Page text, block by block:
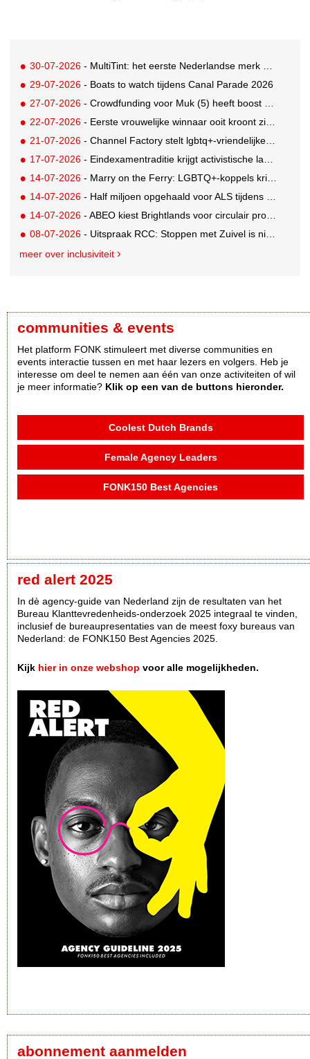
30-07-2026 - MultiTint: het eerste Nederlandse merk voor inclusieve wond- en sportverzorging
29-07-2026 - Boats to watch tijdens Canal Parade 2026
27-07-2026 - Crowdfunding voor Muk (5) heeft boost gekregen door BN'ers
22-07-2026 - Eerste vrouwelijke winnaar ooit kroont zich tot beste grunter van Nederland
21-07-2026 - Channel Factory stelt lgbtq+-vriendelijke inclusion list beschikbaar
17-07-2026 - Eindexamentraditie krijgt activistische lading tegen menstruatiearmoede
14-07-2026 - Marry on the Ferry: LGBTQ+-koppels krijgen de kans om hun huwelijksgeloften te hernieuwen op een wel heel bijzondere locatie
14-07-2026 - Half miljoen opgehaald voor ALS tijdens eerste Rotterdamse TriALSon
14-07-2026 - ABEO kiest Brightlands voor circulair productontwerp in de sportsector
08-07-2026 - Uitspraak RCC: Stoppen met Zuivel is niet misleidend
meer over inclusiviteit
communities & events
Het platform FONK stimuleert met diverse communities en
events interactie tussen en met haar lezers en volgers. Heb je
interesse om deel te nemen aan één van onze activiteiten of wil
je meer informatie? Klik op een van de buttons hieronder.
Coolest Dutch Brands
Female Agency Leaders
FONK150 Best Agencies
red alert 2025
In dè agency-guide van Nederland zijn de resultaten van het
Bureau Klanttevredenheids-onderzoek 2025 integraal te vinden,
inclusief de bureaupresentaties van de meest foxy bureaus van
Nederland: de FONK150 Best Agencies 2025.
Kijk hier in onze webshop voor alle mogelijkheden.
abonnement aanmelden